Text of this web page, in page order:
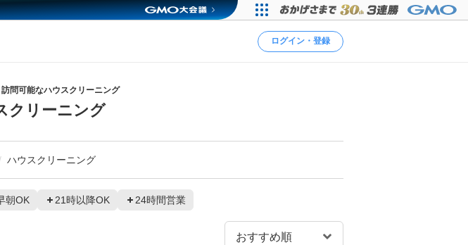
ログイン・登録
問可能なハウスクリーニング
クリーニング
ハウスクリーニング
朝OK 21時以降OK 24時間営業